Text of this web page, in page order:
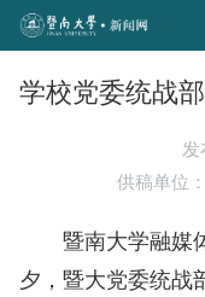
学校党委统战
发
供稿单位
暨南大学融媒
夕，暨大党委统战